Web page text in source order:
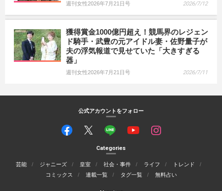
週刊女性2026年7月21日号 2026/7/12
獲得賞金1000億円超え！競馬界のレジェン
ド騎手・武豊の元アイドル妻・佐野量子が
夫の浮気報道で見せていた「大きすぎる
器」
週刊女性2026年7月21日号 2026/7/11
公式アカウントをフォロー
Categories
芸能 ジャニーズ 皇室 社会・事件 ライフ
トレンド
コミックス
連載一覧 タグ一覧 無料占い